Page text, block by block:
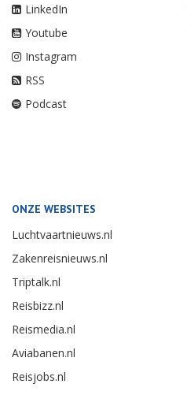
LinkedIn
Youtube
Instagram
RSS
Podcast
ONZE WEBSITES
Luchtvaartnieuws.nl
Zakenreisnieuws.nl
Triptalk.nl
Reisbizz.nl
Reismedia.nl
Aviabanen.nl
Reisjobs.nl